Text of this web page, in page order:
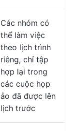
Các nhóm có
thể làm việc
theo lịch trình
riêng, chỉ tập
hợp lại trong
các cuộc họp
ảo đã được lên
lịch trước